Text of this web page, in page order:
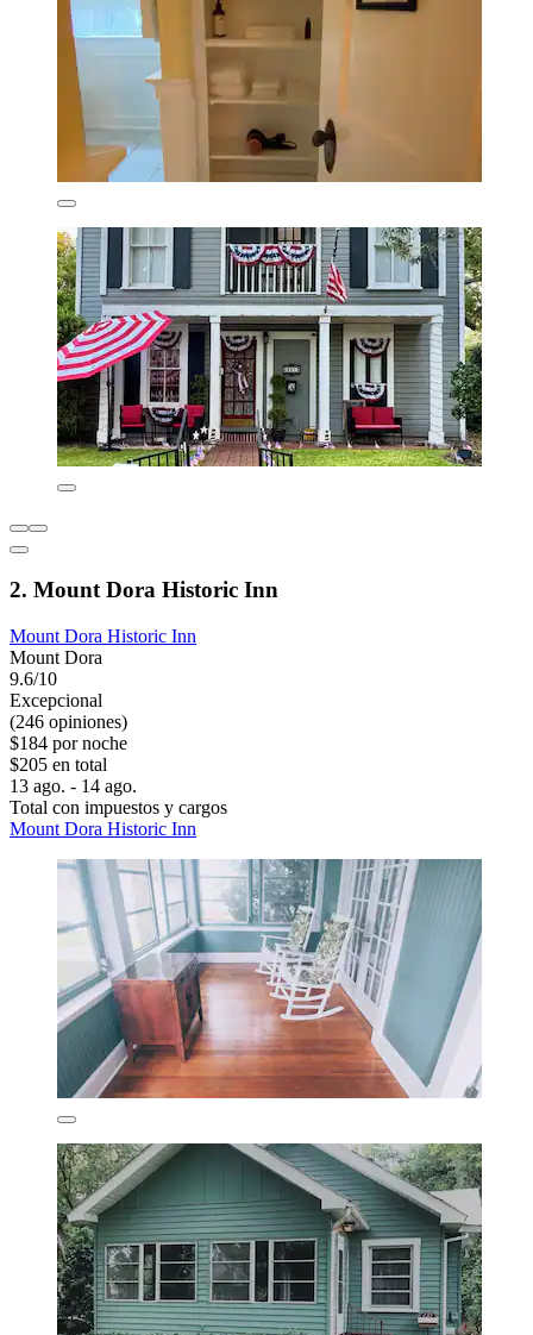
2. Mount Dora Historic Inn
Mount Dora Historic Inn
Mount Dora
9.6/10
Excepcional
(246 opiniones)
$184 por noche
$205 en total
13 ago. - 14 ago.
Total con impuestos y cargos
Mount Dora Historic Inn